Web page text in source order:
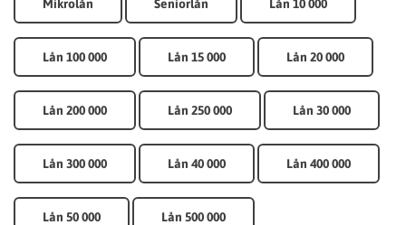
Mikrolån Seniorlån Lån 10 000
Lån 100 000 Lån 15 000 Lån 20 000
Lån 200 000 Lån 250 000 Lån 30 000
Lån 300 000 Lån 40 000 Lån 400 000
Lån 50 000 Lån 500 000